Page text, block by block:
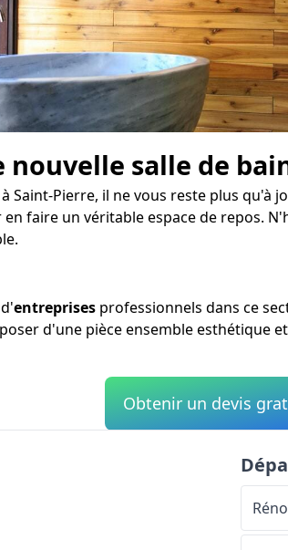
nouvelle salle de
Saint-Pierre, il ne vous reste plus qu'à
faire un véritable espace de repos.
entreprises professionnels dans ce
d'une pièce ensemble esthétique
Obtenir un devis